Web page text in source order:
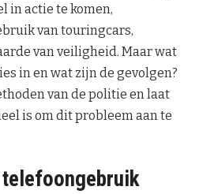
in actie te komen,
van touringcars,
van veiligheid. Maar wat
in en wat zijn de gevolgen?
van de politie en laat
is om dit probleem aan te